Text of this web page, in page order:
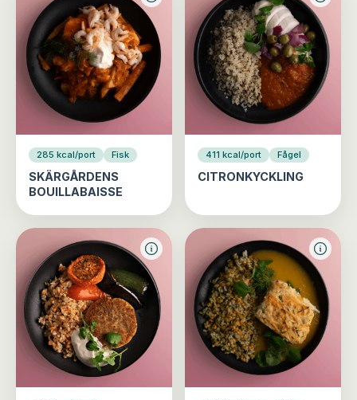
285 kcal/port Fisk
SKÄRGÅRDENS
BOUILLABAISSE
411 kcal/port Fågel
CITRONKYCKLING